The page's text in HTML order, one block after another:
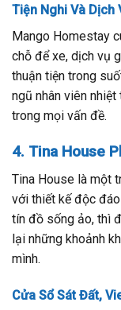
Tiện Nghi Và Dịch
Mango Homestay
chỗ để xe, dịch vụ
thuận tiện trong
ngũ nhân viên
trong mọi vấn đề.
4. Tina House
Tina House là một
với thiết kế độc
tín đồ sống ảo, thì
lại những khoảnh
mình.
Cửa Sổ Sát Đất,